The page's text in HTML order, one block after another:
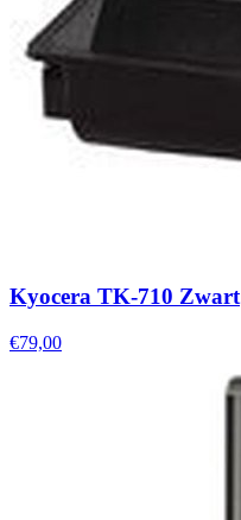
Kyocera TK-710 Zwart
€79,00